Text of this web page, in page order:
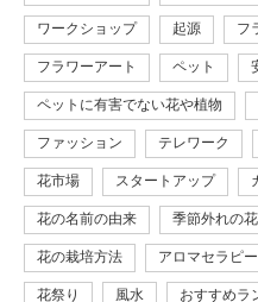
ワークショップ 起源 フ
フラワーアート ペット
ペットに有害でない花や植物
ファッション テレワーク
花市場 スタートアップ
花の名前の由来 季節外れの
花の栽培方法 アロマセラピー
花祭り 風水 おすすめラ